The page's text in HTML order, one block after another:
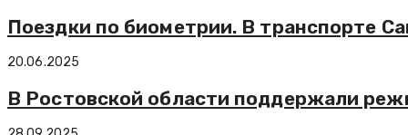
Поездки по биометрии. В транспорте
20.06.2025
В Ростовской области поддержали